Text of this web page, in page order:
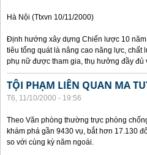
Hà Nội (Ttxvn 10/11/2000)
Định hướng xây dựng Chiến lược 10
tiêu tổng quát là nâng cao năng lực, chất
phụ nữ được tham gia, thụ hưởng đầy
TỘI PHẠM LIÊN QUAN MA
T6, 11/10/2000 - 19:56
Theo Văn phòng thường trực phòng
khám phá gần 9430 vụ, bắt hơn 17.130
so với cùng kỳ năm ngoái.